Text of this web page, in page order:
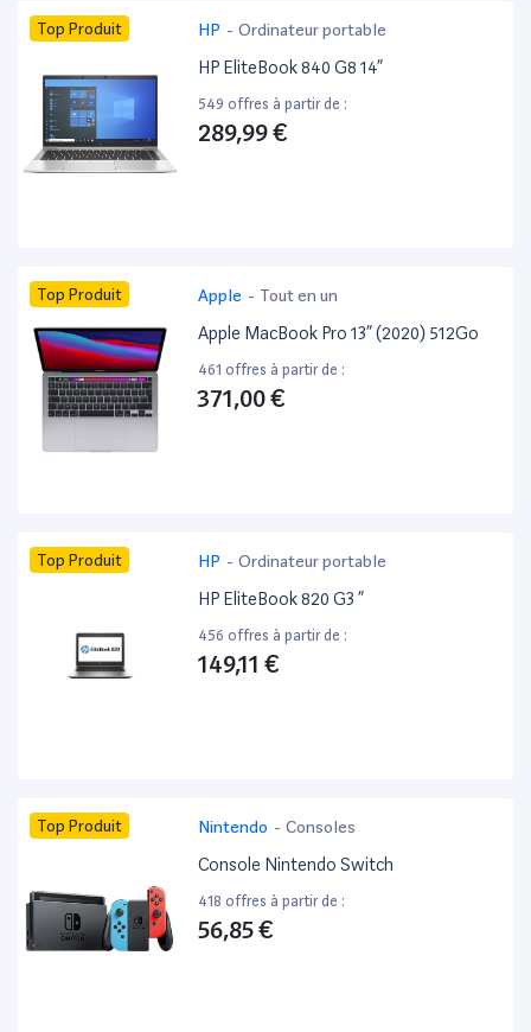
Top Produit HP - Ordinateur portable
HP EliteBook 840 G8 14”
549 offres à partir de :
289,99 €
Top Produit Apple - Tout en un
Apple MacBook Pro 13” (2020) 512Go
461 offres à partir de :
371,00 €
Top Produit HP - Ordinateur portable
HP EliteBook 820 G3 ”
456 offres à partir de :
149,11 €
Top Produit Nintendo - Consoles
Console Nintendo Switch
418 offres à partir de :
56,85 €